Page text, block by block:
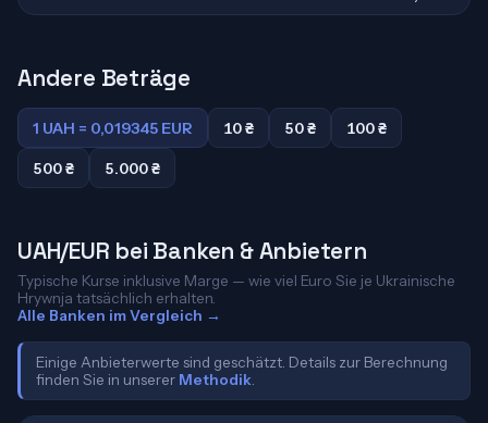
Andere Beträge
1 UAH = 0,019345 EUR 10 ₴ 50 ₴ 100 ₴
500 ₴ 5.000 ₴
UAH/EUR bei Banken & Anbietern
Typische Kurse inklusive Marge — wie viel Euro Sie je Ukrainische
Hrywnja tatsächlich erhalten.
Alle Banken im Vergleich →
Einige Anbieterwerte sind geschätzt. Details zur Berechnung
finden Sie in unserer Methodik